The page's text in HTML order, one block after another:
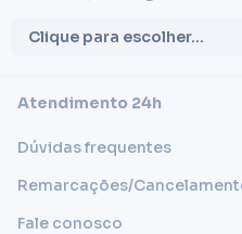
Clique para escolher...
Atendimento 24h
Dúvidas frequentes
Remarcações/
Fale conosco